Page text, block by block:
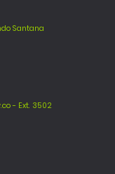
Santana
- Ext. 3502